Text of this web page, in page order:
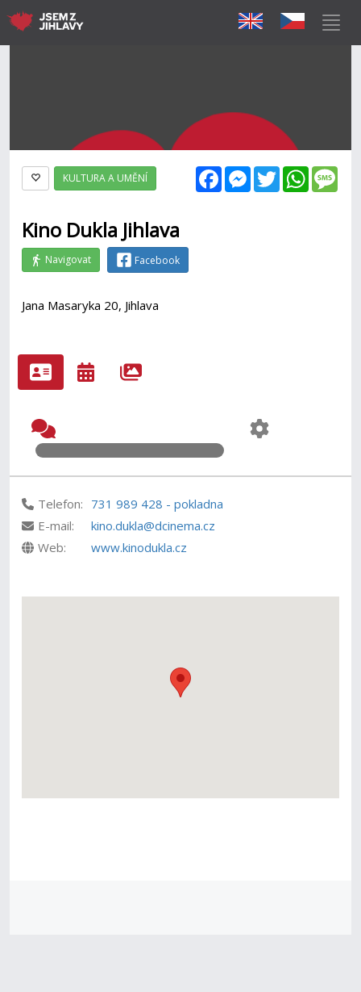
FacebookMessenger
Twitter
KULTURA A UMĚNÍ
Kino Dukla Jihlava
Navigovat Facebook
Jana Masaryka 20, Jihlava
Telefon: 731 989 428 - pokladna
E-mail:
kino.dukla@dcinema.cz
Web:
www.kinodukla.cz